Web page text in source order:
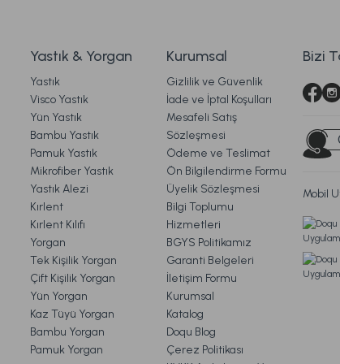
Gönder
Kargo
2.499,00 TL
Ücretsiz Kargo
Tepsi Standart
Ücretsiz Kargo
Marietta Kitap Kutu 2'li Standart
999,00 TL
Ücretsiz Kargo
Marietta Traverten Gold 2'li Şamdan Standart
Yastık & Yorgan
Yastık
Visco Yastık
Yün Yastık
Bambu Yastık
Pamuk Yastık
Mikrofiber Yastık
Yastık Alezi
Kırlent
Kırlent Kılıfı
Yorgan
Tek Kişilik Yorgan
Çift Kişilik Yorgan
Yün Yorgan
Kaz Tüyü Yorgan
Bambu Yorgan
Pamuk Yorgan
Kurumsal
Gizlilik ve Güvenlik
İade ve İptal Koşulları
Mesafeli Satış
Sözleşmesi
Ödeme ve Teslimat
Ön Bilgilendirme Formu
Üyelik Sözleşmesi
Bilgi Toplumu
Hizmetleri
BGYS Politikamız
Garanti Belgeleri
İletişim Formu
Kurumsal
Katalog
Doqu Blog
Çerez Politikası
Bizi
Mobil